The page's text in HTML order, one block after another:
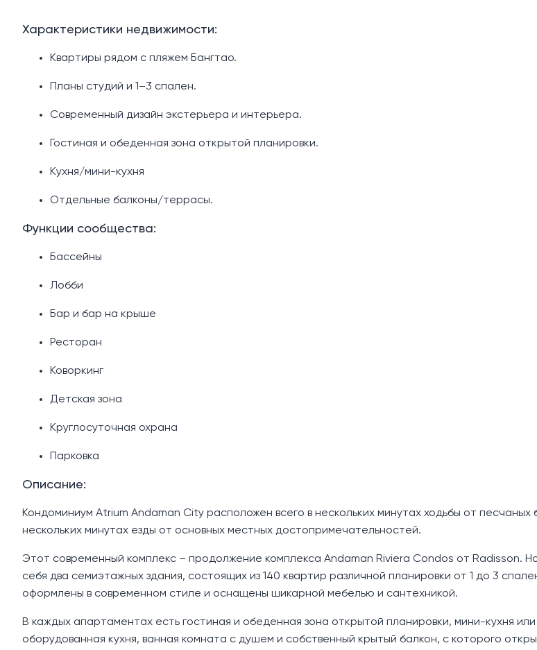
Характеристики недвижимости:
Квартиры рядом с пляжем Бангтао.
Планы студий и 1–3 спален.
Современный дизайн экстерьера и интерьера.
Гостиная и обеденная зона открытой планировки.
Кухня/мини-кухня
Отдельные балконы/террасы.
Функции сообщества:
Бассейны
Лобби
Бар и бар на крыше
Ресторан
Коворкинг
Детская зона
Круглосуточная охрана
Парковка
Описание:
Кондоминиум Atrium Andaman City расположен всего в нескольких минутах ходьбы от песчаных
нескольких минутах езды от основных местных достопримечательностей.
Этот современный комплекс – продолжение комплекса Andaman Riviera Condos от Radisson.
себя два семиэтажных здания, состоящих из 140 квартир различной планировки от 1 до 3
оформлены в современном стиле и оснащены шикарной мебелью и сантехникой.
В каждых апартаментах есть гостиная и обеденная зона открытой планировки, мини-кухня
оборудованная кухня, ванная комната с душем и собственный крытый балкон, с которого